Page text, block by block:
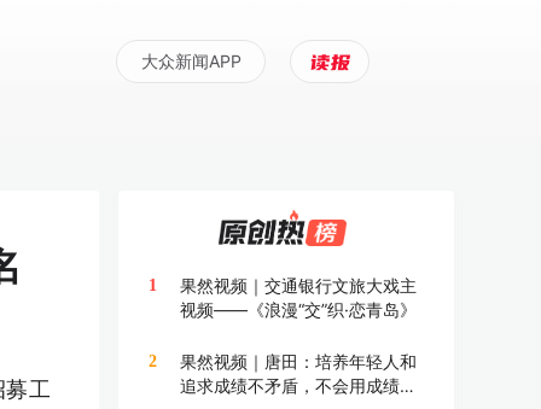
大众新闻APP
工
1
果然视频｜交通银行文旅大戏主
视频——《浪漫“交”织·恋青岛》
2
果然视频｜唐田：培养年轻人和
追求成绩不矛盾，不会用成绩换